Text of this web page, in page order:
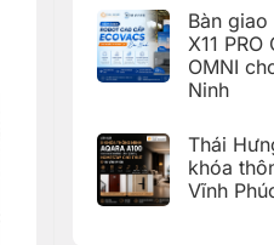
Hưng
Yên
HomeKit
cho
khách
hàng
tại
Hải
mã
lỗi
trên
ứng
dụng
Aqara
Home
Error
Code)
bình
luận
ở
iOS
27
và
Home:
Tổng
hợp
5
nâng
Bàn giao
X11
OMNI
Ninh
bình
luận
ở
Bàn
Thái
khóa
Vĩnh